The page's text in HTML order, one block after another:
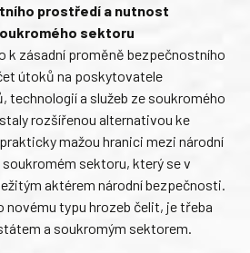
prostředí a nutnost
sektoru
k zásadní proměně bezpečnostního
útoků na poskytovatele
technologií a služeb ze soukromého
rozšířenou alternativou ke
mažou hranici mezi národní
sektoru, který se v
aktérem národní bezpečnosti.
novému typu hrozeb čelit, je třeba
a soukromým sektorem.